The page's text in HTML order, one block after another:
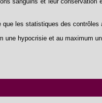
que les statistiques des contrôles
une hypocrisie et au maximum